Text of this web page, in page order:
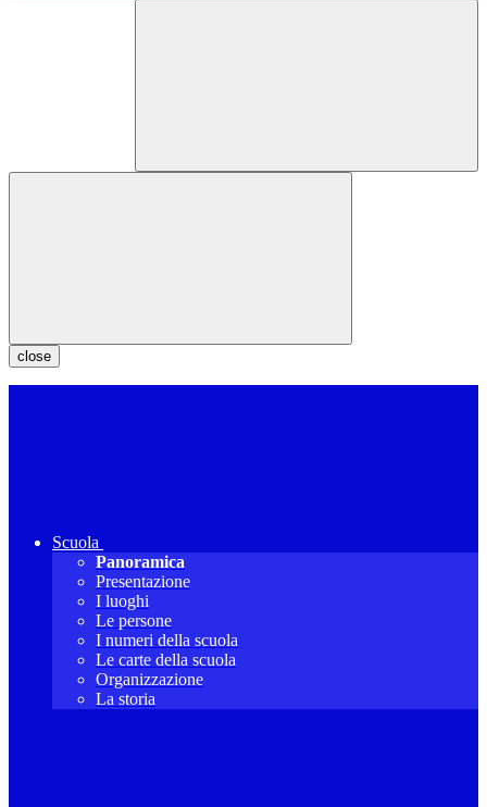
close
Scuola
Panoramica
Presentazione
I luoghi
Le persone
I numeri della scuola
Le carte della scuola
Organizzazione
La storia